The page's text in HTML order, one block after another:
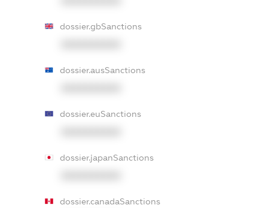
dossier.gbSanctions
dossier.ausSanctions
dossier.euSanctions
dossier.japanSanctions
dossier.canadaSanctions